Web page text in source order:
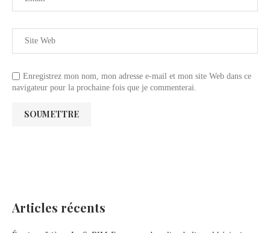
Enregistrez mon nom, mon adresse e-mail et mon site Web dans ce
navigateur pour la prochaine fois que je commenterai.
Articles récents